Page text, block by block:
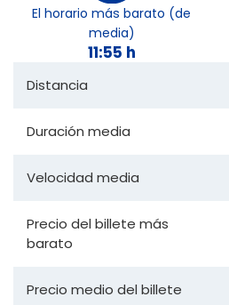
El horario más barato (de
media)
11:55 h
Distancia
Duración media
Velocidad media
Precio del billete más
barato
Precio medio del billete